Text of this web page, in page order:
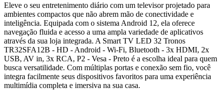
Eleve o seu entretenimento diário com um televisor projetado para
ambientes compactos que não abrem mão de conectividade e
inteligência. Equipada com o sistema Android 12, ela oferece
navegação fluida e acesso a uma ampla variedade de aplicativos
através da sua loja integrada. A Smart TV LED 32 Tronos
TR32SFA12B - HD - Android - Wi-Fi, Bluetooth - 3x HDMI, 2x
USB, AV in, 3x RCA, P2 - Vesa - Preto é a escolha ideal para quem
busca versatilidade. Com múltiplas portas e conexão sem fio, você
integra facilmente seus dispositivos favoritos para uma experiência
multimídia completa e imersiva na sua casa.